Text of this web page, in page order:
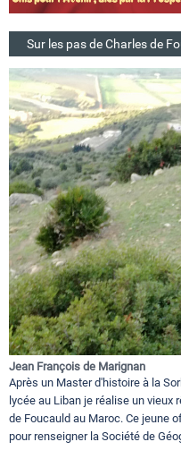
Sur les pas de Charles de
Jean François de Marignan
Après un Master d'histoire à la
lycée au Liban je réalise un vieux
de Foucauld au Maroc. Ce jeune
pour renseigner la Société de